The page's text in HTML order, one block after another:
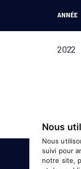
Nous
Nous
suivi pour
notre site,
ANNÉE
2022
ANNÉE